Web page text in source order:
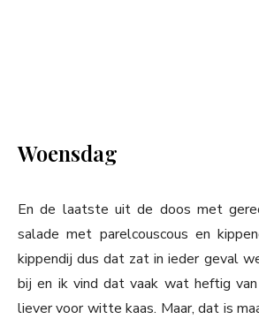
Woensdag
En de laatste uit de doos met
salade met parelcouscous en
kippendij dus dat zat in ieder geval
bij en ik vind dat vaak wat heftig van
liever voor witte kaas. Maar, dat is